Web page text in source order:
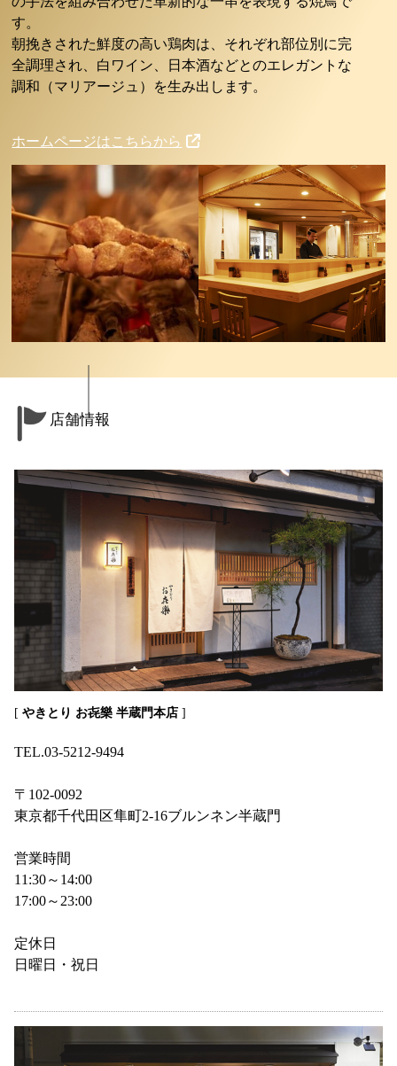
す。
朝挽きされた鮮度の高い鶏肉は、それぞれ部位別に完
全調理され、白ワイン、日本酒などとのエレガントな
調和（マリアージュ）を生み出します。
ホームページはこちらから
店舗情報
[ やきとり お㐂樂 半蔵門本店 ]
TEL.03-5212-9494
〒102-0092
東京都千代田区隼町2-16ブルンネン半蔵門
営業時間
11:30～14:00
17:00～23:00
定休日
日曜日・祝日